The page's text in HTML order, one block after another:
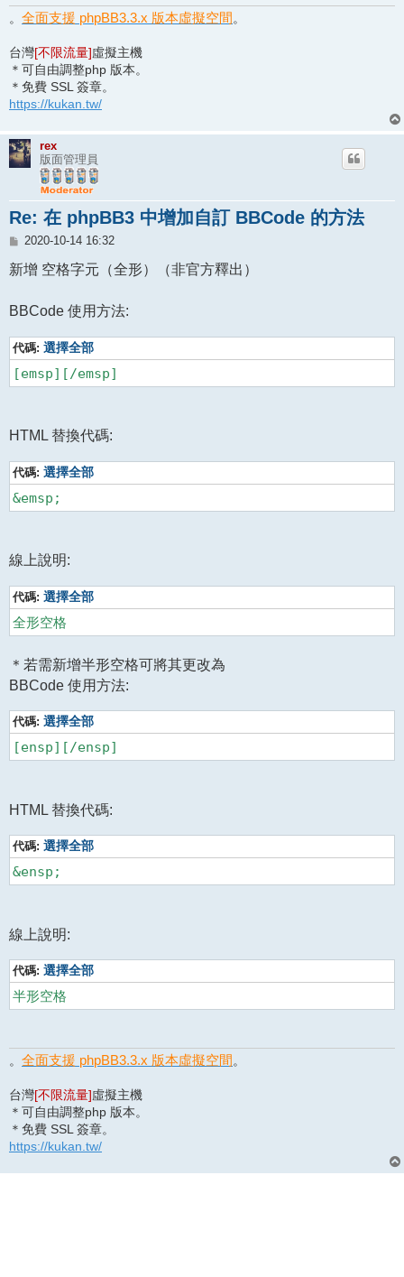
table = table + '</TABLE></div>';
document.write(table);
</script>
。 全面支援 phpBB3.3.x 版本虛擬空間。
台灣[不限流量]虛擬主機
＊可自由調整php 版本。
＊免費 SSL 簽章。
https://kukan.tw/
rex
版面管理員
Re: 在 phpBB3 中增加自訂 BBCode 的方法
文
2020-10-14 16:32
新增 空格字元（全形）（非官方釋出）
BBCode 使用方法:
代碼: 選擇全部
[emsp][/emsp]
HTML 替換代碼:
代碼: 選擇全部
&emsp;
線上說明:
代碼: 選擇全部
全形空格
＊若需新增半形空格可將其更改為
BBCode 使用方法:
代碼: 選擇全部
[ensp][/ensp]
HTML 替換代碼:
代碼: 選擇全部
&ensp;
線上說明:
代碼: 選擇全部
半形空格
。 全面支援 phpBB3.3.x 版本虛擬空間。
台灣[不限流量]虛擬主機
＊可自由調整php 版本。
＊免費 SSL 簽章。
https://kukan.tw/